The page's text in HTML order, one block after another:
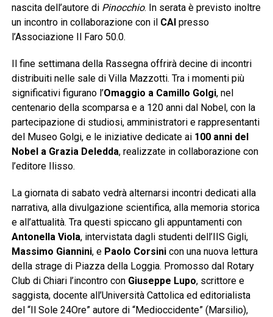
nascita dell’autore di Pinocchio. In serata è previsto inoltre
un incontro in collaborazione con il CAI presso
l’Associazione Il Faro 50.0.
Il fine settimana della Rassegna offrirà decine di incontri
distribuiti nelle sale di Villa Mazzotti. Tra i momenti più
significativi figurano l’Omaggio a Camillo Golgi, nel
centenario della scomparsa e a 120 anni dal Nobel, con la
partecipazione di studiosi, amministratori e rappresentanti
del Museo Golgi, e le iniziative dedicate ai 100 anni del
Nobel a Grazia Deledda, realizzate in collaborazione con
l’editore Ilisso.
La giornata di sabato vedrà alternarsi incontri dedicati alla
narrativa, alla divulgazione scientifica, alla memoria storica
e all’attualità. Tra questi spiccano gli appuntamenti con
Antonella Viola, intervistata dagli studenti dell’IIS Gigli,
Massimo Giannini, e Paolo Corsinicon una nuova lettura
della strage di Piazza della Loggia. Promosso dal Rotary
Club di Chiari l’incontro con Giuseppe Lupo, scrittore e
saggista, docente all’Università Cattolica ed editorialista
del “Il Sole 24Ore” autore di “Medioccidente” (Marsilio),